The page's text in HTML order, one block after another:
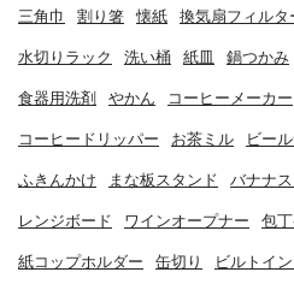
三角巾 割り箸 懐紙 換気扇フィルタ
水切りラック 洗い桶 紙皿 鍋つかみ
食器用洗剤 やかん コーヒーメーカー
コーヒードリッパー お茶ミル ビー
ふきんかけ まな板スタンド バナナ
レンジボード ワインオープナー 包
紙コップホルダー 缶切り ビルトイ